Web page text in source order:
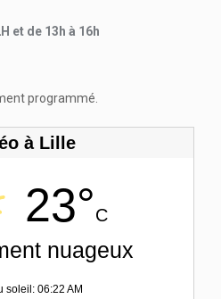
et de 13h à 16h
programmé.
à Lille
23°C
nuageux
soleil: 06:22 AM